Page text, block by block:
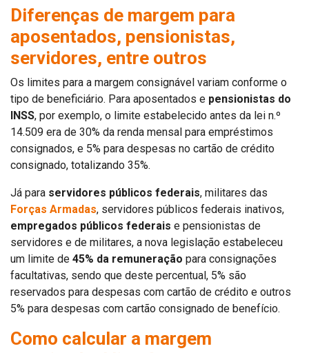
Diferenças de margem para
aposentados, pensionistas,
servidores, entre outros
Os limites para a margem consignável variam conforme o
tipo de beneficiário. Para aposentados e pensionistas do
INSS, por exemplo, o limite estabelecido antes da lei n.º
14.509 era de 30% da renda mensal para empréstimos
consignados, e 5% para despesas no cartão de crédito
consignado, totalizando 35%.
Já para servidores públicos federais, militares das
Forças Armadas, servidores públicos federais inativos,
empregados públicos federais e pensionistas de
servidores e de militares, a nova legislação estabeleceu
um limite de 45% da remuneração para consignações
facultativas, sendo que deste percentual, 5% são
reservados para despesas com cartão de crédito e outros
5% para despesas com cartão consignado de benefício.
Como calcular a margem